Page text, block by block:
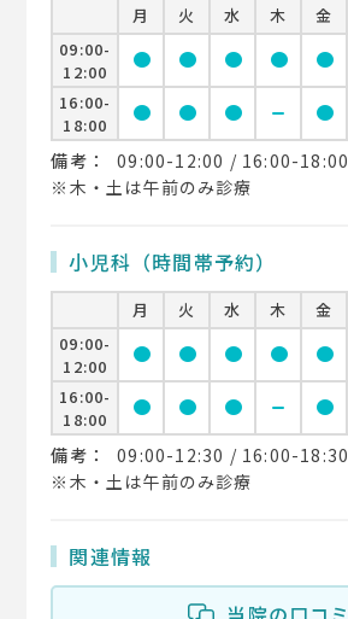
月 火 水 木 金
09:00-
12:00
circle circle circle circle circle
16:00-
18:00
circle circle circle remove circle
備考：
09:00-12:00 / 16:00-18:00
※木・土は午前のみ診療
小児科（時間帯予約）
月 火 水 木 金
09:00-
12:00
circle circle circle circle circle
16:00-
18:00
circle circle circle remove circle
備考：
09:00-12:30 / 16:00-18:30
※木・土は午前のみ診療
関連情報